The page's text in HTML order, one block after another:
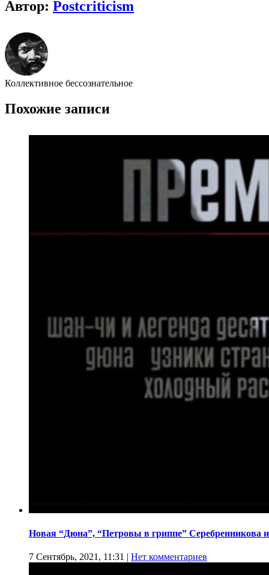
Автор: Postcriticism
Коллективное бессознательное
Похожие записи
Новая “Дюна”, “Петровы в гриппе” Серебренникова
7 Сентябрь, 2021, 11:31 | Нет комментариев